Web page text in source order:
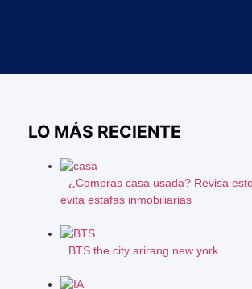
LO MÁS RECIENTE
¿Compras casa usada? Revisa
evita estafas inmobiliarias
BTS the city arirang new york